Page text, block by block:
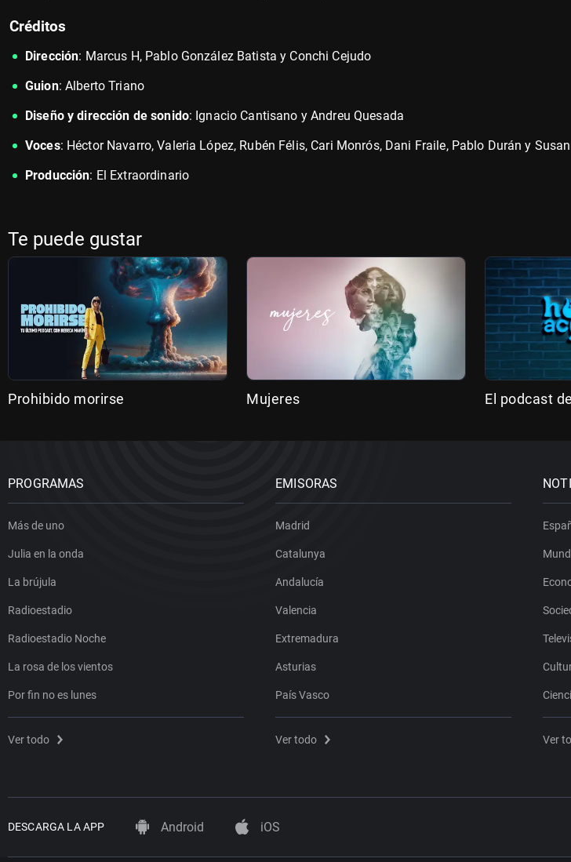
Créditos
Dirección: Marcus H, Pablo González Batista y Conchi Cejudo
Guion: Alberto Triano
Diseño y dirección de sonido: Ignacio Cantisano y Andreu Quesada
Voces: Héctor Navarro, Valeria López, Rubén Félis, Cari Monrós, Dani Fraile, Pablo Durán y
Producción: El Extraordinario
Te puede gustar
Prohibido morirse Mujeres El podcast
PROGRAMAS
Más de uno
Julia en la onda
La brújula
Radioestadio
Radioestadio Noche
La rosa de los vientos
Por fin no es lunes
Ver todo
EMISORAS
Madrid
Catalunya
Andalucía
Valencia
Extremadura
Asturias
País Vasco
Ver todo Ver
DESCARGA LA APP Android iOS